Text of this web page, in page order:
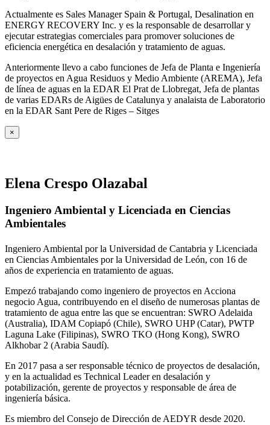
Actualmente es Sales Manager Spain & Portugal, Desalination en
ENERGY RECOVERY Inc. y es la responsable de desarrollar y
ejecutar estrategias comerciales para promover soluciones de
eficiencia energética en desalación y tratamiento de aguas.
Anteriormente llevo a cabo funciones de Jefa de Planta e Ingeniería
de proyectos en Agua Residuos y Medio Ambiente (AREMA), Jefa
de línea de aguas en la EDAR El Prat de Llobregat, Jefa de plantas
de varias EDARs de Aigües de Catalunya y analaista de Laboratorio
en la EDAR Sant Pere de Riges – Sitges
×
Elena Crespo Olazabal
Ingeniero Ambiental y Licenciada en Ciencias
Ambientales
Ingeniero Ambiental por la Universidad de Cantabria y Licenciada
en Ciencias Ambientales por la Universidad de León, con 16 de
años de experiencia en tratamiento de aguas.
Empezó trabajando como ingeniero de proyectos en Acciona
negocio Agua, contribuyendo en el diseño de numerosas plantas de
tratamiento de agua entre las que se encuentran: SWRO Adelaida
(Australia), IDAM Copiapó (Chile), SWRO UHP (Catar), PWTP
Laguna Lake (Filipinas), SWRO TKO (Hong Kong), SWRO
Alkhobar 2 (Arabia Saudí).
En 2017 pasa a ser responsable técnico de proyectos de desalación,
y en la actualidad es Technical Leader en desalación y
potabilización, gerente de proyectos y responsable de área de
ingeniería básica.
Es miembro del Consejo de Dirección de AEDYR desde 2020.